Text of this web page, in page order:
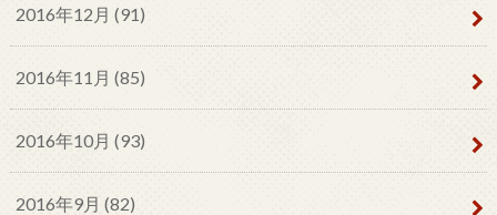
2016年12月 (91)
2016年11月 (85)
2016年10月 (93)
2016年9月 (82)